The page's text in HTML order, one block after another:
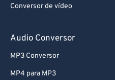
Conversor de vídeo
Audio Conversor
MP3 Conversor
MP4 para MP3